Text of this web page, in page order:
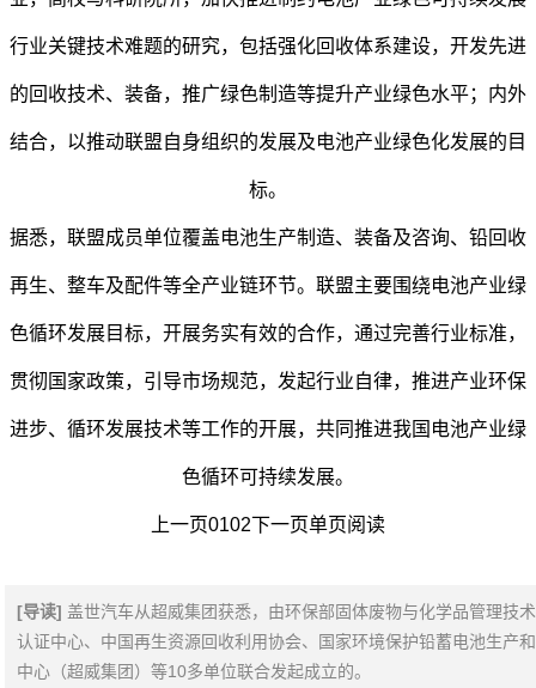
行业关键技术难题的研究，包括强化回收体系建设，开发先进
的回收技术、装备，推广绿色制造等提升产业绿色水平；内外
结合，以推动联盟自身组织的发展及电池产业绿色化发展的目
标。
据悉，联盟成员单位覆盖电池生产制造、装备及咨询、铅回收
再生、整车及配件等全产业链环节。联盟主要围绕电池产业绿
色循环发展目标，开展务实有效的合作，通过完善行业标准，
贯彻国家政策，引导市场规范，发起行业自律，推进产业环保
进步、循环发展技术等工作的开展，共同推进我国电池产业绿
色循环可持续发展。
上一页0102下一页单页阅读
[导读] 盖世汽车从超威集团获悉，由环保部固体废物与化学品管理技
认证中心、中国再生资源回收利用协会、国家环境保护铅蓄电池生产
中心（超威集团）等10多单位联合发起成立的。